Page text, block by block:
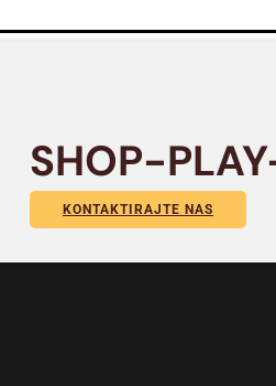
SHOP-
KONTAKTIRAJTE NAS